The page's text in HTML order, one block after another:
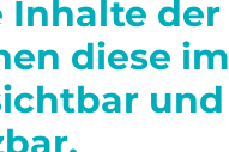
Inhalte der
diese im
und